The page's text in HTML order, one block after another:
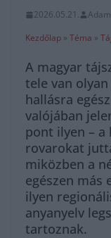
2026.05.21.
Adam
Kezdőlap » Téma »
A magyar
tele van
hallásra
valójában
pont ilyen – a
rovarokat
miközben a
egészen más
ilyen
anyanyelv
tartoznak.